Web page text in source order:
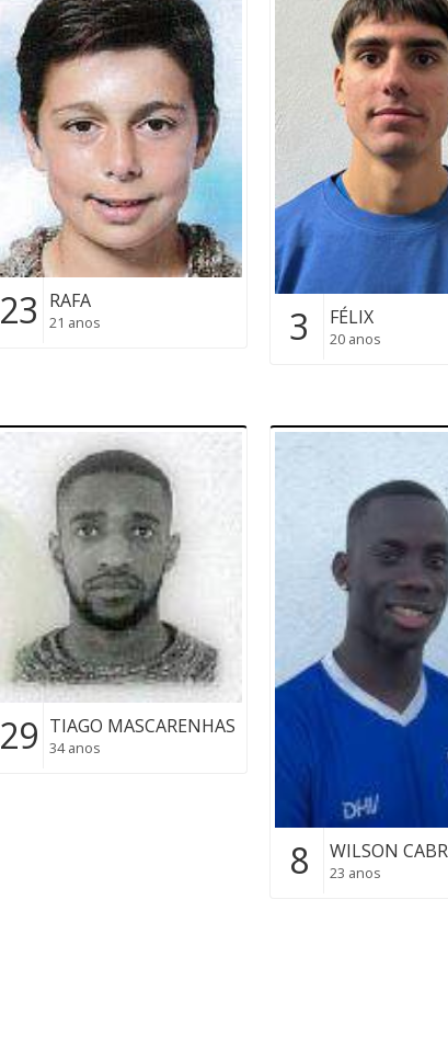
23 RAFA
21 anos 3 FÉLIX
20 anos
29 TIAGO MASCARENHAS
34 anos
8 WILSON
23 anos